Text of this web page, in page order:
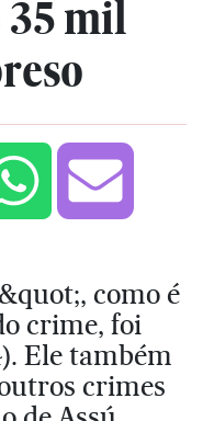
35 mil
como é
crime, foi
Ele também
crimes